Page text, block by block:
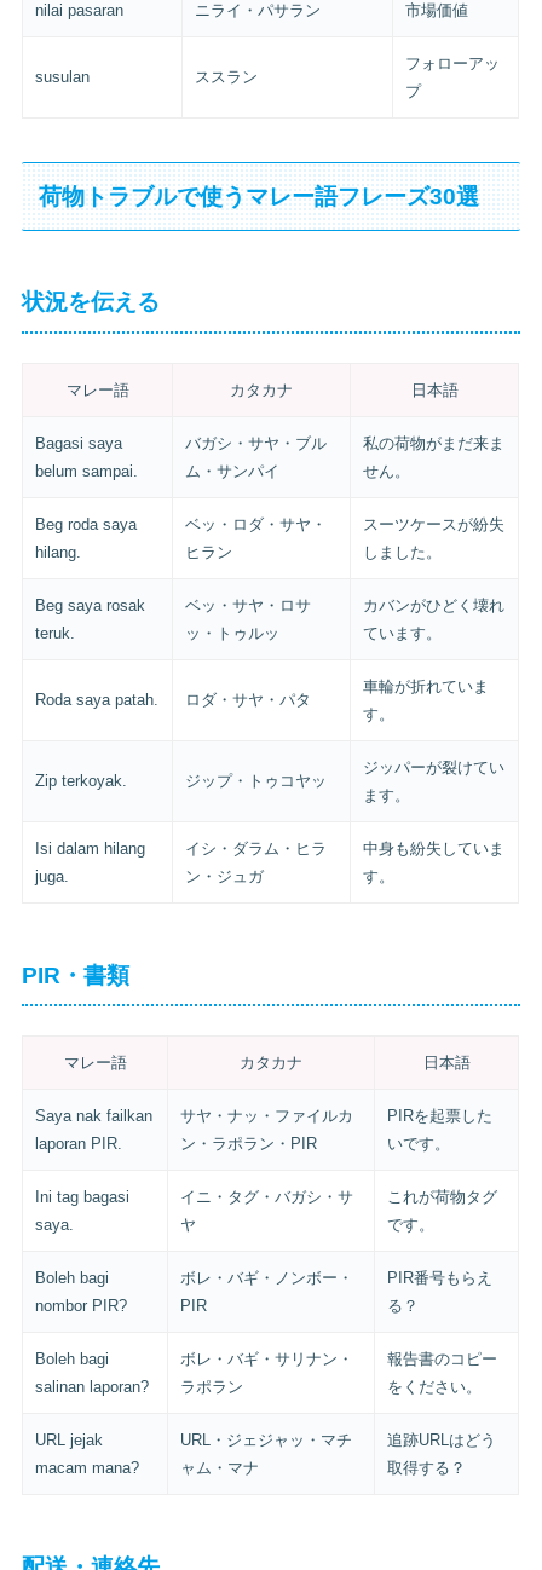
nilai pasaran ニライ・パサラン 市場価値
susulan ススラン
フォローアッ
プ
荷物トラブルで使うマレー語フレーズ30選
状況を伝える
マレー語 カタカナ 日本語
Bagasi saya
belum sampai.
バガシ・サヤ・ブル
ム・サンパイ
私の荷物がまだ来ま
せん。
Beg roda saya
hilang.
ベッ・ロダ・サヤ・
ヒラン
スーツケースが紛失
しました。
Beg saya rosak
teruk.
ベッ・サヤ・ロサ
ッ・トゥルッ
カバンがひどく壊れ
ています。
Roda saya patah. ロダ・サヤ・パタ
車輪が折れていま
す。
Zip terkoyak. ジップ・トゥコヤッ
ジッパーが裂けてい
ます。
Isi dalam hilang
juga.
イシ・ダラム・ヒラ
ン・ジュガ
中身も紛失していま
す。
PIR・書類
マレー語 カタカナ 日本語
Saya nak failkan
laporan PIR.
サヤ・ナッ・ファイルカ
ン・ラポラン・PIR
PIRを起票した
いです。
Ini tag bagasi
saya.
イニ・タグ・バガシ・サ
ヤ
これが荷物タグ
です。
Boleh bagi
nombor PIR?
ボレ・バギ・ノンボー・
PIR
PIR番号もらえ
る？
Boleh bagi
salinan laporan?
ボレ・バギ・サリナン・
ラポラン
報告書のコピー
をください。
URL jejak
macam mana?
URL・ジェジャッ・マチ
ャム・マナ
追跡URLはどう
取得する？